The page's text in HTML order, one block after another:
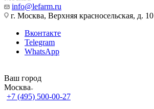
info@lefarm.ru
г. Москва, Верхняя красносельская, д. 10
Вконтакте
Telegram
WhatsApp
Ваш город
Москва
+7 (495) 500-00-27